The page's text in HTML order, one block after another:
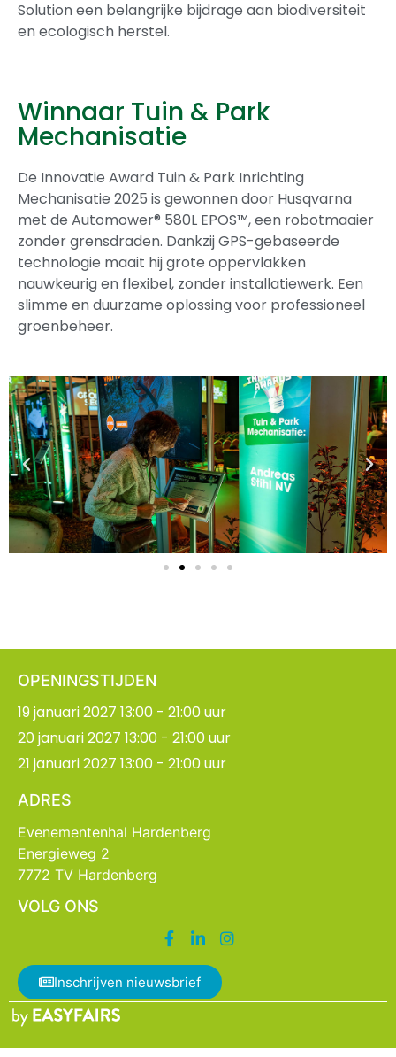
Solution een belangrijke bijdrage aan biodiversiteit
en ecologisch herstel.
Winnaar Tuin & Park
Mechanisatie
De Innovatie Award Tuin & Park Inrichting
Mechanisatie 2025 is gewonnen door Husqvarna
met de Automower® 580L EPOS™, een robotmaaier
zonder grensdraden. Dankzij GPS-gebaseerde
technologie maait hij grote oppervlakken
nauwkeurig en flexibel, zonder installatiewerk. Een
slimme en duurzame oplossing voor professioneel
groenbeheer.
OPENINGSTIJDEN
19 januari 2027 13:00 - 21:00 uur
20 januari 2027 13:00 - 21:00 uur
21 januari 2027 13:00 - 21:00 uur
ADRES
Evenementenhal Hardenberg
Energieweg 2
7772 TV Hardenberg
VOLG ONS
Inschrijven nieuwsbrief